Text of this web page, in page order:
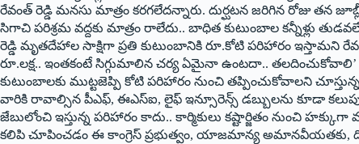
రేవంత్ రెడ్డి మనసు మాత్రం కరగలేదన్నారు. దుర్ఘటన జరిగిన రోజు తన
సిగాచి పరిశ్రమ వద్దకు మాత్రం రాలేదు.. బాధిత కుటుంబాల కన్నీళ్లు
రెడ్డి మృతదేహాల సాక్షిగా ప్రతి కుటుంబానికి రూ.కోటి పరిహారం ఇస్తామని
రూ.లక్ష.. ఇంతకంటే సిగ్గుమాలిన చర్య ఏమైనా ఉంటదా..
కుటుంబాలకు ముట్టజెప్పి కోటి పరిహారం నుంచి తప్పించుకోవాలని
వారికి రావాల్సిన పీఎఫ్, ఈఎస్ఐ, లైఫ్ ఇన్సూరెన్స్ డబ్బులను కూడా
జేబులోంచి ఇస్తున్న పరిహారం కాదు.. కార్మికులు కష్టార్జితం నుంచి
కలిపి చూపించడం ఈ కాంగ్రెస్ ప్రభుత్వం, యాజమాన్య అమానవీయతకు,